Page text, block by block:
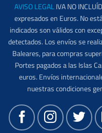
AVISO LEGALIVA NO
expresados en Euros. No
indicados son válidos con
detectados. Los envíos se
Baleares, para compras
Portes pagados a las Islas
euros. Envíos
nuestras condiciones